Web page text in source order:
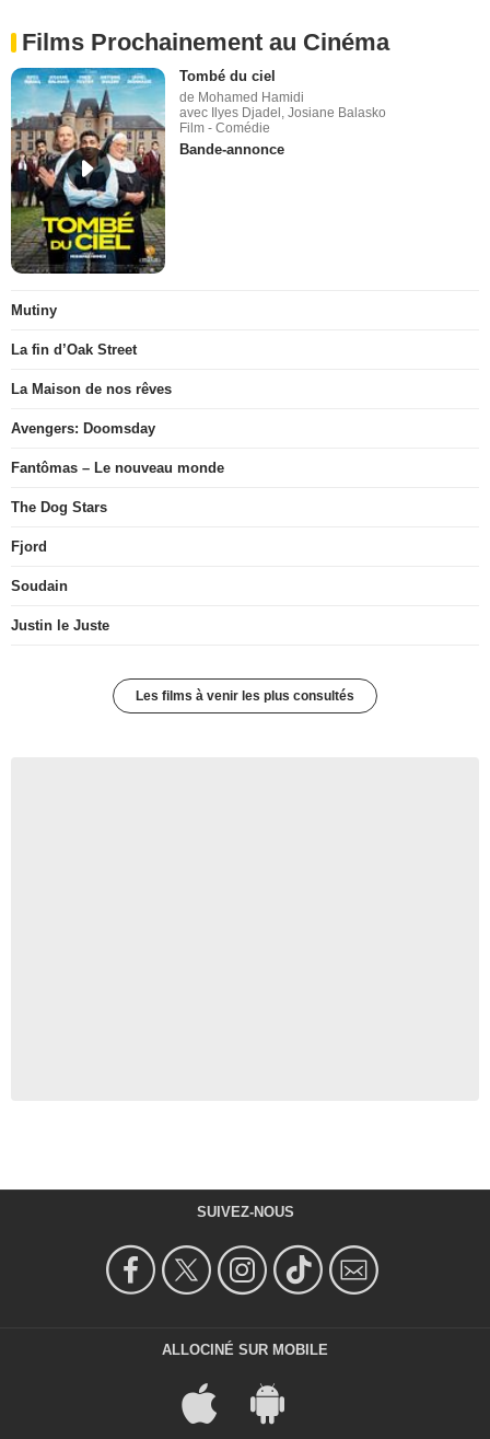
Films Prochainement au Cinéma
Tombé du ciel
de Mohamed Hamidi
avec Ilyes Djadel, Josiane Balasko
Film - Comédie
Bande-annonce
Mutiny
La fin d’Oak Street
La Maison de nos rêves
Avengers: Doomsday
Fantômas – Le nouveau monde
The Dog Stars
Fjord
Soudain
Justin le Juste
Les films à venir les plus consultés
SUIVEZ-NOUS
ALLOCINÉ SUR MOBILE